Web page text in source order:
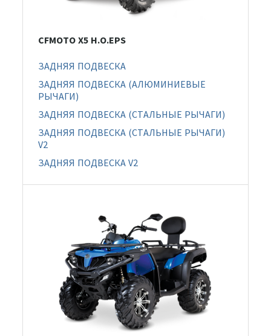
CFMOTO X5 H.O.EPS
ЗАДНЯЯ ПОДВЕСКА
ЗАДНЯЯ ПОДВЕСКА (АЛЮМИНИЕВЫЕ
РЫЧАГИ)
ЗАДНЯЯ ПОДВЕСКА (СТАЛЬНЫЕ РЫЧАГИ)
ЗАДНЯЯ ПОДВЕСКА (СТАЛЬНЫЕ РЫЧАГИ)
V2
ЗАДНЯЯ ПОДВЕСКА V2